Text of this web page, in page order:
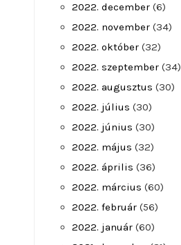
2022. december (6)
2022. november (34)
2022. október (32)
2022. szeptember (34)
2022. augusztus (30)
2022. július (30)
2022. június (30)
2022. május (32)
2022. április (36)
2022. március (60)
2022. február (56)
2022. január (60)